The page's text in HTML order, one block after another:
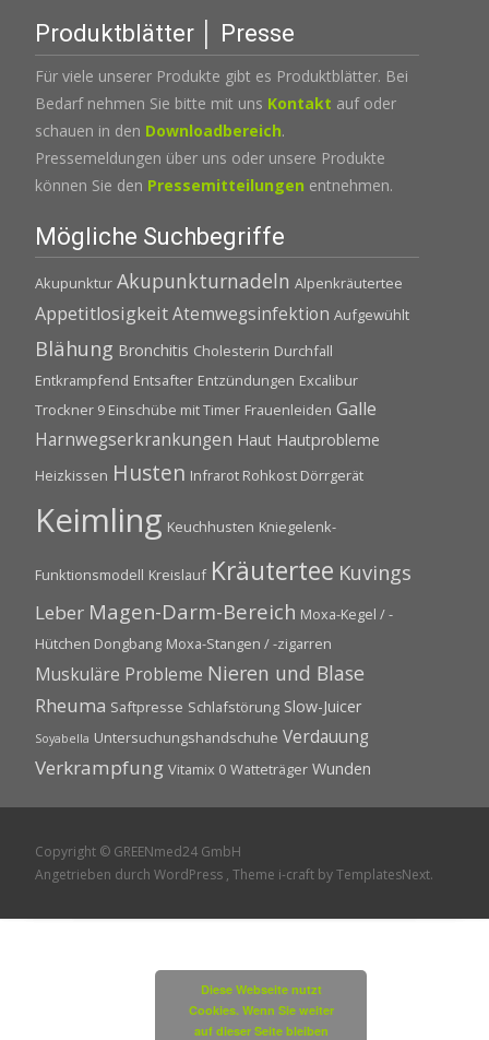
Produktblätter │ Presse
Für viele unserer Produkte gibt es Produktblätter. Bei
Bedarf nehmen Sie bitte mit uns Kontakt auf oder
schauen in den Downloadbereich.
Pressemeldungen über uns oder unsere Produkte
können Sie den Pressemitteilungen entnehmen.
Mögliche Suchbegriffe
Akupunktur Akupunkturnadeln Alpenkräutertee
AppetitlosigkeitAtemwegsinfektion Aufgewühlt
Blähung Bronchitis Cholesterin Durchfall
Entkrampfend Entsafter Entzündungen Excalibur
Trockner 9 Einschübe mit Timer Frauenleiden Galle
Harnwegserkrankungen Haut Hautprobleme
Heizkissen Husten Infrarot Rohkost Dörrgerät
Keimling Keuchhusten Kniegelenk-
Funktionsmodell Kreislauf Kräutertee Kuvings
Leber Magen-Darm-Bereich Moxa-Kegel / -
Hütchen Dongbang Moxa-Stangen / -zigarren
Muskuläre Probleme Nieren und Blase
Rheuma Saftpresse Schlafstörung Slow-Juicer
Soyabella Untersuchungshandschuhe Verdauung
Verkrampfung Vitamix 0 Watteträger Wunden
Copyright © GREENmed24 GmbH
Angetrieben durch WordPress , Theme i-craft by TemplatesNext.
Diese Webseite nutzt
Cookies. Wenn Sie weiter
auf dieser Seite bleiben